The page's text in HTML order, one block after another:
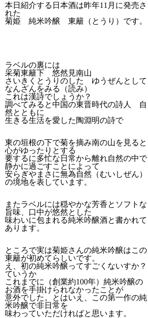
本日紹介する日本酒は昨年11月に発売さ
れた
菊姫 純米吟醸 東籬（とうり）です。
ラベルの裏には
采菊東籬下 悠然見南山
さいきくとうりのした ゆうぜんとして
なんざんをみる（読み）
これは漢詩でしょうか？
調べてみると中国の東晋時代の詩人 自
然とともに
生きる生活を愛した陶淵明の詩で
東の垣根の下で菊を摘み南の山を見ると
心がゆったりとする
要するに多忙な日常から離れ自然の中で
静かに過ごすことによって
安らぎやまさに無為自然（むいしぜん）
の境地を表しています。
またラベルには穏やかな芳香とソフトな
旨味、口中が悠然とした
味わいに包まれる純米吟醸酒と書かれて
あります。
ところで実は菊姫さんの純米吟醸はこの
東籬が初めてらしいです。
え、初の純米吟醸ってすごくないすか？
ていうか
これまでに（創業約100年）純米吟醸の
お酒を手掛けられなかったことが
意外でした。とはいえ、この第一作の純
米吟醸で非日常を
味わっていただければと思います。